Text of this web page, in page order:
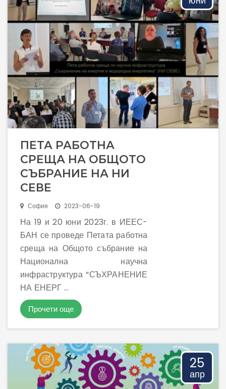
ПЕТА РАБОТНА
СРЕЩА НА ОБЩОТО
СЪБРАНИЕ НА НИ
СЕВЕ
София 2023-06-19
На 19 и 20 юни 2023г. в ИЕЕС-
БАН се проведе Петата работна
среща на Общото събрание на
Национална научна
инфраструктура “СЪХРАНЕНИЕ
НА ЕНЕРГ ...
Прочети още
25
апр